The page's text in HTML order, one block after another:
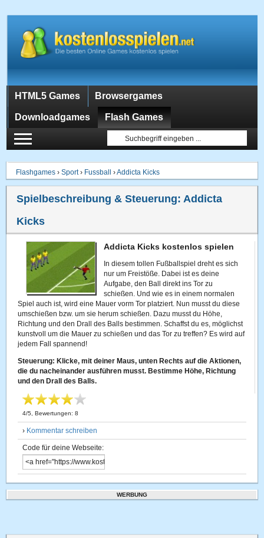
HTML5 Games Browsergames
Downloadgames Flash Games
Flashgames ›Sport› Fussball ›Addicta Kicks
Spielbeschreibung & Steuerung:Addicta
Kicks
Addicta Kicks kostenlos spielen
In diesem tollen Fußballspiel dreht es sich
nur um Freistöße. Dabei ist es deine
Aufgabe, den Ball direkt ins Tor zu
schießen. Und wie es in einem normalen
Spiel auch ist, wird eine Mauer vorm Tor platziert. Nun musst du diese
umschießen bzw. um sie herum schießen. Dazu musst du Höhe,
Richtung und den Drall des Balls bestimmen. Schaffst du es, möglichst
kunstvoll um die Mauer zu schießen und das Tor zu treffen? Es wird auf
jedem Fall spannend!
Steuerung: Klicke, mit deiner Maus, unten Rechts auf die Aktionen,
die du nacheinander ausführen musst. Bestimme Höhe, Richtung
und den Drall des Balls.
4/5 , Bewertungen:8
› Kommentar schreiben
Code für deine Webseite:
WERBUNG